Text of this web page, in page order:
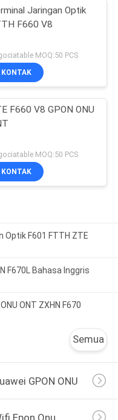
Jaringan Optik
F660 V8
MOQ:50 PCS
KONTAK
F660 V8 GPON ONU
MOQ:50 PCS
KONTAK
Optik F601 FTTH ZTE
F670L Bahasa Inggris
ONT ZXHN F670
Semua
GPON ONU